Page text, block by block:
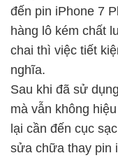
đến pin iPhone 7
hàng lô kém chất
chai thì việc tiết
nghĩa.
Sau khi đã sử
mà vẫn không
lại cần đến cục
sửa chữa thay pin